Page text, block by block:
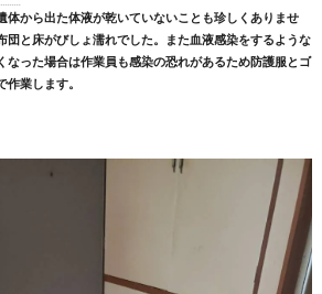
体から出た体液が乾いていないことも珍しくありませ
団と床がびしょ濡れでした。また血液感染をするような
なった場合は作業員も感染の恐れがあるため防護服とゴ
業します。